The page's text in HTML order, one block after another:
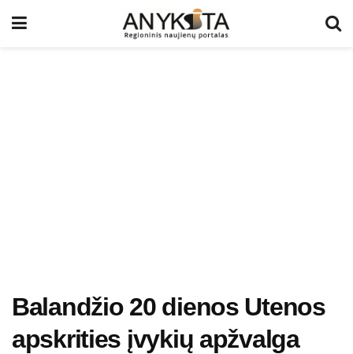
Balandžio 20 dienos Utenos
apskrities įvykių apžvalga